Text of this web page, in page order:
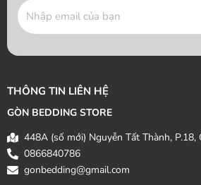
THÔNG TIN LIÊN HỆ
GÒN BEDDING STORE
448A (số mới) Nguyễn Tất Thành, P.18,
0866840786
gonbedding@gmail.com